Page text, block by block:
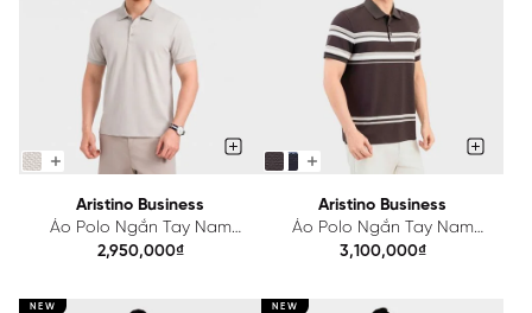
Aristino Business
Áo Polo Ngắn Tay Nam
Aristino Business Regular
2,950,000₫
Aristino Business
Áo Polo Ngắn Tay Nam
Aristino Business Regular
3,100,000₫
NEW NEW